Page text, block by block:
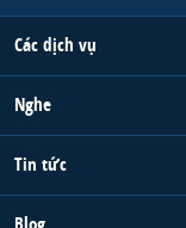
Các dịch vụ
Nghe
Tin tức